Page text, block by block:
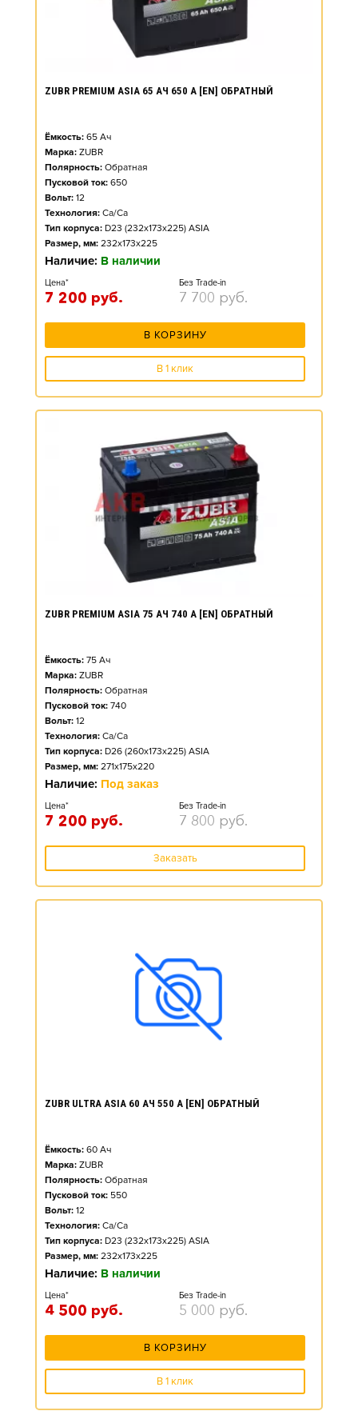
ZUBR PREMIUM ASIA 65 АЧ 650 А [EN] ОБРАТНЫЙ
Ёмкость: 65 Ач
Марка: ZUBR
Полярность: Обратная
Пусковой ток: 650
Вольт: 12
Технология: Ca/Ca
Тип корпуса: D23 (232x173x225) ASIA
Размер, мм: 232x173x225
Наличие: В наличии
Цена*
7 200 руб.
Без Trade-in
7 700 руб.
В КОРЗИНУ
В 1 клик
ZUBR PREMIUM ASIA 75 АЧ 740 А [EN] ОБРАТНЫЙ
Ёмкость: 75 Ач
Марка: ZUBR
Полярность: Обратная
Пусковой ток: 740
Вольт: 12
Технология: Ca/Ca
Тип корпуса: D26 (260x173x225) ASIA
Размер, мм: 271x175x220
Наличие: Под заказ
Цена*
7 200 руб.
Без Trade-in
7 800 руб.
Заказать
ZUBR ULTRA ASIA 60 АЧ 550 А [EN] ОБРАТНЫЙ
Ёмкость: 60 Ач
Марка: ZUBR
Полярность: Обратная
Пусковой ток: 550
Вольт: 12
Технология: Ca/Ca
Тип корпуса: D23 (232x173x225) ASIA
Размер, мм: 232x173x225
Наличие: В наличии
Цена*
4 500 руб.
Без Trade-in
5 000 руб.
В КОРЗИНУ
В 1 клик